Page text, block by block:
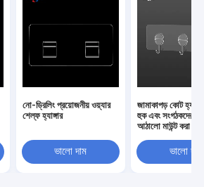
নো-ড্রিলিং প্রয়োজনীয় ওয়্যার
শেল্ফ হ্যাঙ্গার
ভালো দাম
জামাকাপড় কোট
হুক এবং সংগঠকদের
আঠালো মাউন্ট করা
ভালো দাম